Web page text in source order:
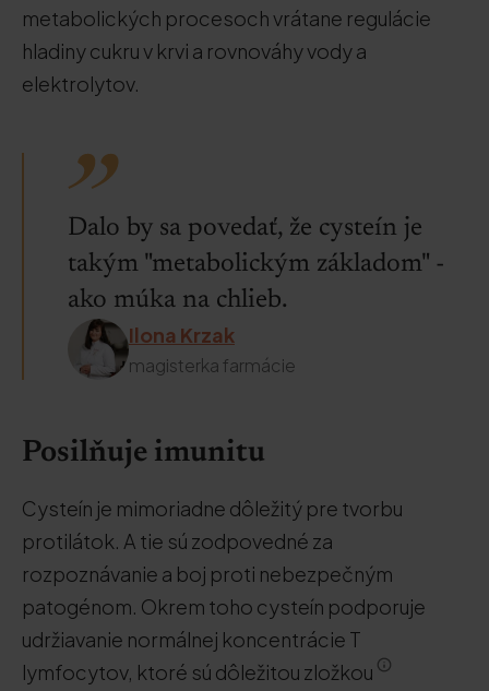
metabolických procesoch vrátane regulácie
hladiny cukru v krvi a rovnováhy vody a
elektrolytov.
Dalo by sa povedať, že cysteín je
takým "metabolickým základom" -
ako múka na chlieb.
Ilona Krzak
magisterka farmácie
Posilňuje imunitu
Cysteín je mimoriadne dôležitý pre tvorbu
protilátok. A tie sú zodpovedné za
rozpoznávanie a boj proti nebezpečným
patogénom. Okrem toho cysteín podporuje
udržiavanie normálnej koncentrácie T
lymfocytov, ktoré sú dôležitou zložkou